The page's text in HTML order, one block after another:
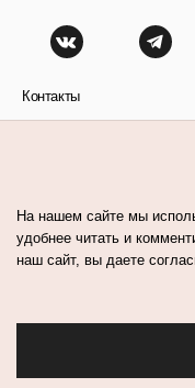
Контакты
На нашем сайте мы
удобнее читать и
наш сайт, вы даете